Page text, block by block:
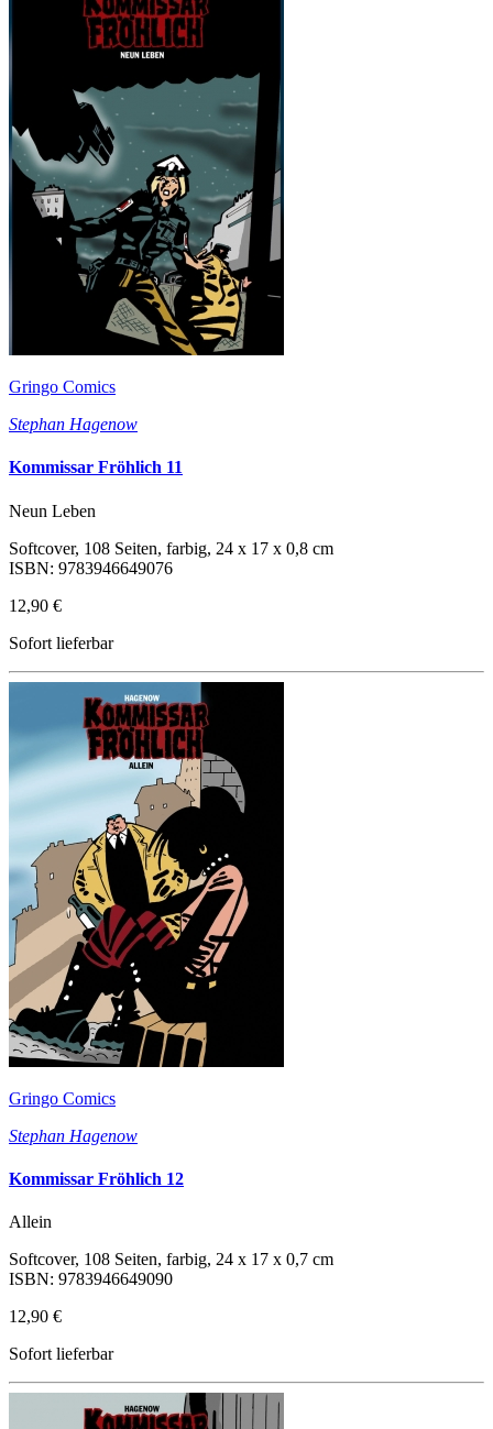
Gringo Comics
Stephan Hagenow
Kommissar Fröhlich 11
Neun Leben
Softcover, 108 Seiten, farbig, 24 x 17 x 0,8 cm
ISBN: 9783946649076
12,90 €
Sofort lieferbar
Gringo Comics
Stephan Hagenow
Kommissar Fröhlich 12
Allein
Softcover, 108 Seiten, farbig, 24 x 17 x 0,7 cm
ISBN: 9783946649090
12,90 €
Sofort lieferbar